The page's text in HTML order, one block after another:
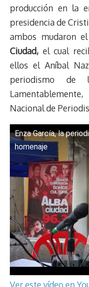
producción en la
presidencia de
ambos mudaron
Ciudad, el cual
ellos el Aníbal
periodismo de
Nacional de
Enza García, la
homenaje
Ver este vídeo en